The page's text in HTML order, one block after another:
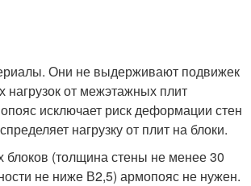
Они не выдерживают подвижек
нагрузок от межэтажных плит
исключает риск деформации стен
нагрузку от плит на блоки.
блоков (толщина стены не менее 30
не ниже В2,5) армопояс не нужен.